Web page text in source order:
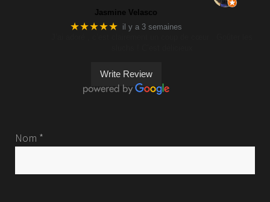
Jasmine Velasco
★★★★★ il y a 3 semaines
Write Review
Nom *